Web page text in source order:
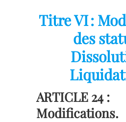
Titre VI :
des
ARTICLE 24 :
Modifications.